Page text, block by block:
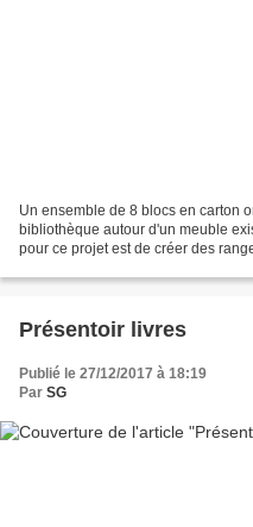
Un ensemble de 8 blocs en carton
bibliothèque autour d'un meuble
pour ce projet est de créer des
Présentoir livres
Publié le 27/12/2017 à 18:19
Par SG